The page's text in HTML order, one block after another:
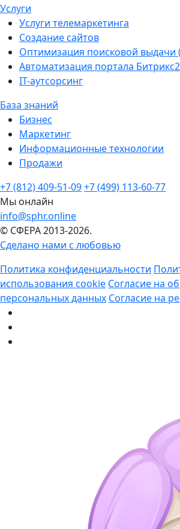
Услуги
Услуги телемаркетинга
Создание сайтов
Оптимизация поисковой выдачи
Автоматизация портала
IT-аутсорсинг
База знаний
Бизнес
Маркетинг
Информационные технологии
Продажи
+7 (812) 409-51-09+7 (499) 113-60-77
Мы онлайн
info@sphr.online
© СФЕРА 2013-2026.
Сделано нами с любовью
Политика конфиденциальности
использования cookie Согласие на
персональных данных Согласие на